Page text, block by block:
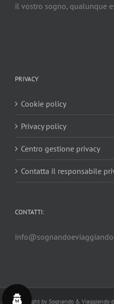
il vostro sogno, qualunque
PRIVACY
Cookie policy
Privacy policy
Centro gestione privacy
Contatta il responsabile
CONTATTI:
Copyright by Sognando & Viaggiando